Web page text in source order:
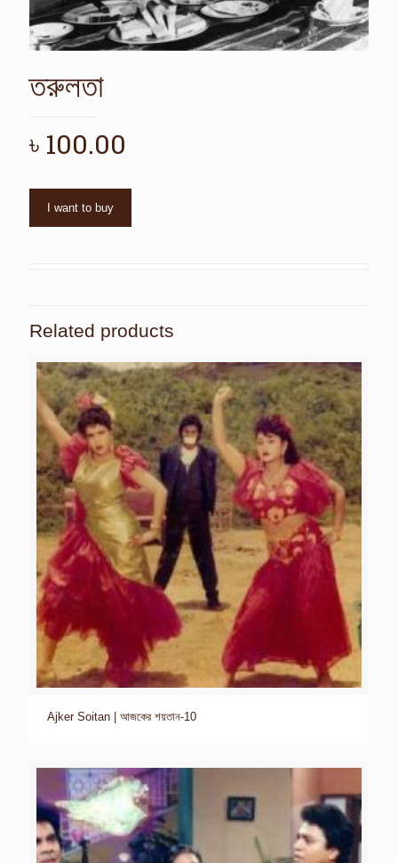
তরুলতা
৳ 100.00
I want to buy
Related products
Ajker Soitan | আজকের শয়তান-10